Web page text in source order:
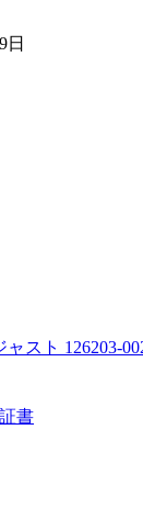
日
スト 126203-
書